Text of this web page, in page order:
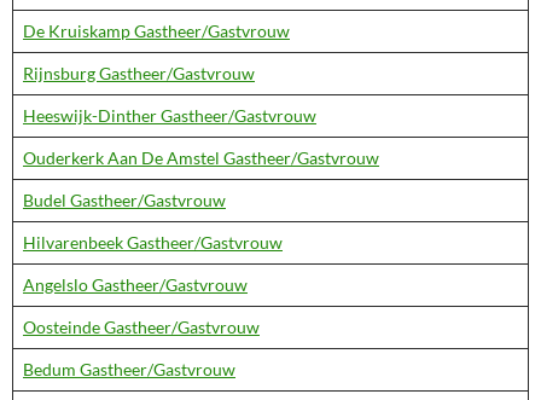
De Kruiskamp Gastheer/Gastvrouw
Rijnsburg Gastheer/Gastvrouw
Heeswijk-Dinther Gastheer/Gastvrouw
Ouderkerk Aan De Amstel Gastheer/Gastvrouw
Budel Gastheer/Gastvrouw
Hilvarenbeek Gastheer/Gastvrouw
Angelslo Gastheer/Gastvrouw
Oosteinde Gastheer/Gastvrouw
Bedum Gastheer/Gastvrouw